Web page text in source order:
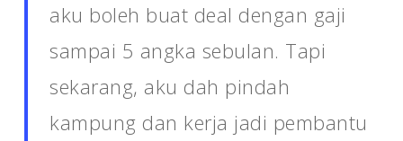
aku boleh buat deal dengan gaji
sampai 5 angka sebulan. Tapi
sekarang, aku dah pindah
kampung dan kerja jadi pembantu